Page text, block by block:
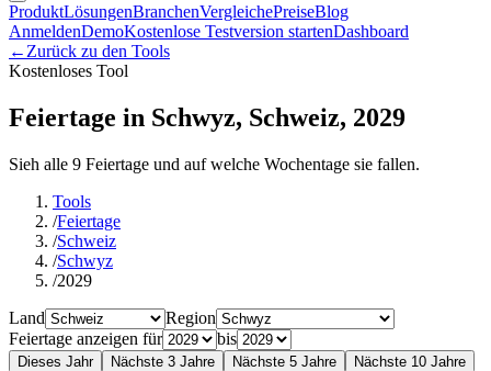
ProduktLösungenBranchenVergleichePreiseBlog
AnmeldenDemoKostenlose Testversion startenDashboard
← Zurück zu den Tools
Kostenloses Tool
Feiertage in Schwyz, Schweiz, 2029
Sieh alle 9 Feiertage und auf welche Wochentage sie fallen.
Tools
/Feiertage
/Schweiz
/Schwyz
/2029
Land
Region
Feiertage anzeigen für
bis
Dieses Jahr Nächste 3 Jahre Nächste 5 Jahre Nächste 10 Jahre